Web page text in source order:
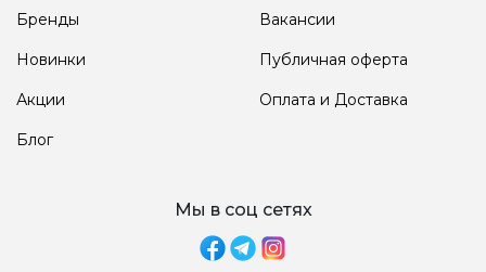
Бренды
Новинки
Акции
Блог
Вакансии
Публичная оферта
Оплата и Доставка
Мы в соц сетях